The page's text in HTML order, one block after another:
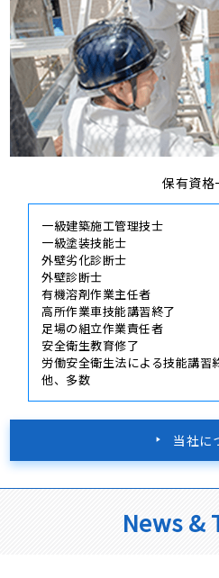
保有資格
一級建築施工管理技士
一級塗装技能士
外壁劣化診断士
外壁診断士
有機溶剤作業主任者
高所作業車技能講習終了
足場の組立作業責任者
安全衛生教育修了
労働安全衛生法による技能講習
他、多数
当社に
News &